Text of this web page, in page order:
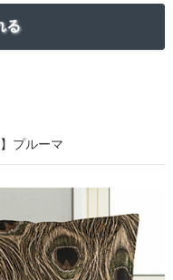
プルーマ